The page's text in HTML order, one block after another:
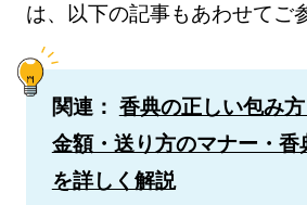
は、以下の記事もあわせてご
関連： 香典の正しい包み
金額・送り方のマナー・香
を詳しく解説